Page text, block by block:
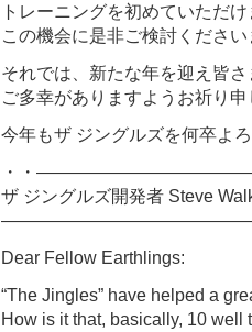
トレーニングを初めていただ
この機会に是非ご検討くださ
それでは、新たな年を迎え皆
ご多幸がありますようお祈り
今年もザ ジングルズを何卒よ
・・
ザ ジングルズ開発者 Steve
Dear Fellow Earthlings:
“The Jingles” have helped a
How is it that, basically, 10